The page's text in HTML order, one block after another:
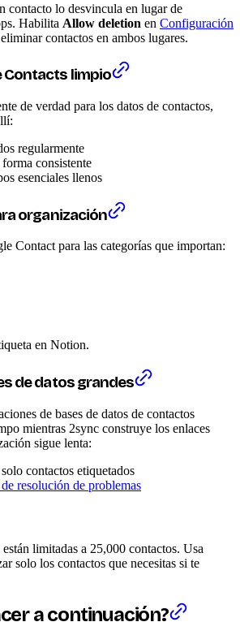
contacto lo desvincula en lugar de
Habilita Allow deletion en Configuración
contactos en ambos lugares.
Contacts limpio
de verdad para los datos de contactos,
regularmente
consistente
esenciales llenos
organización
Contact para las categorías que importan:
en Notion.
de datos grandes
de bases de datos de contactos
mientras 2sync construye los enlaces
sigue lenta:
contactos etiquetados
resolución de problemas
limitadas a 25,000 contactos. Usa
solo los contactos que necesitas si te
a continuación?